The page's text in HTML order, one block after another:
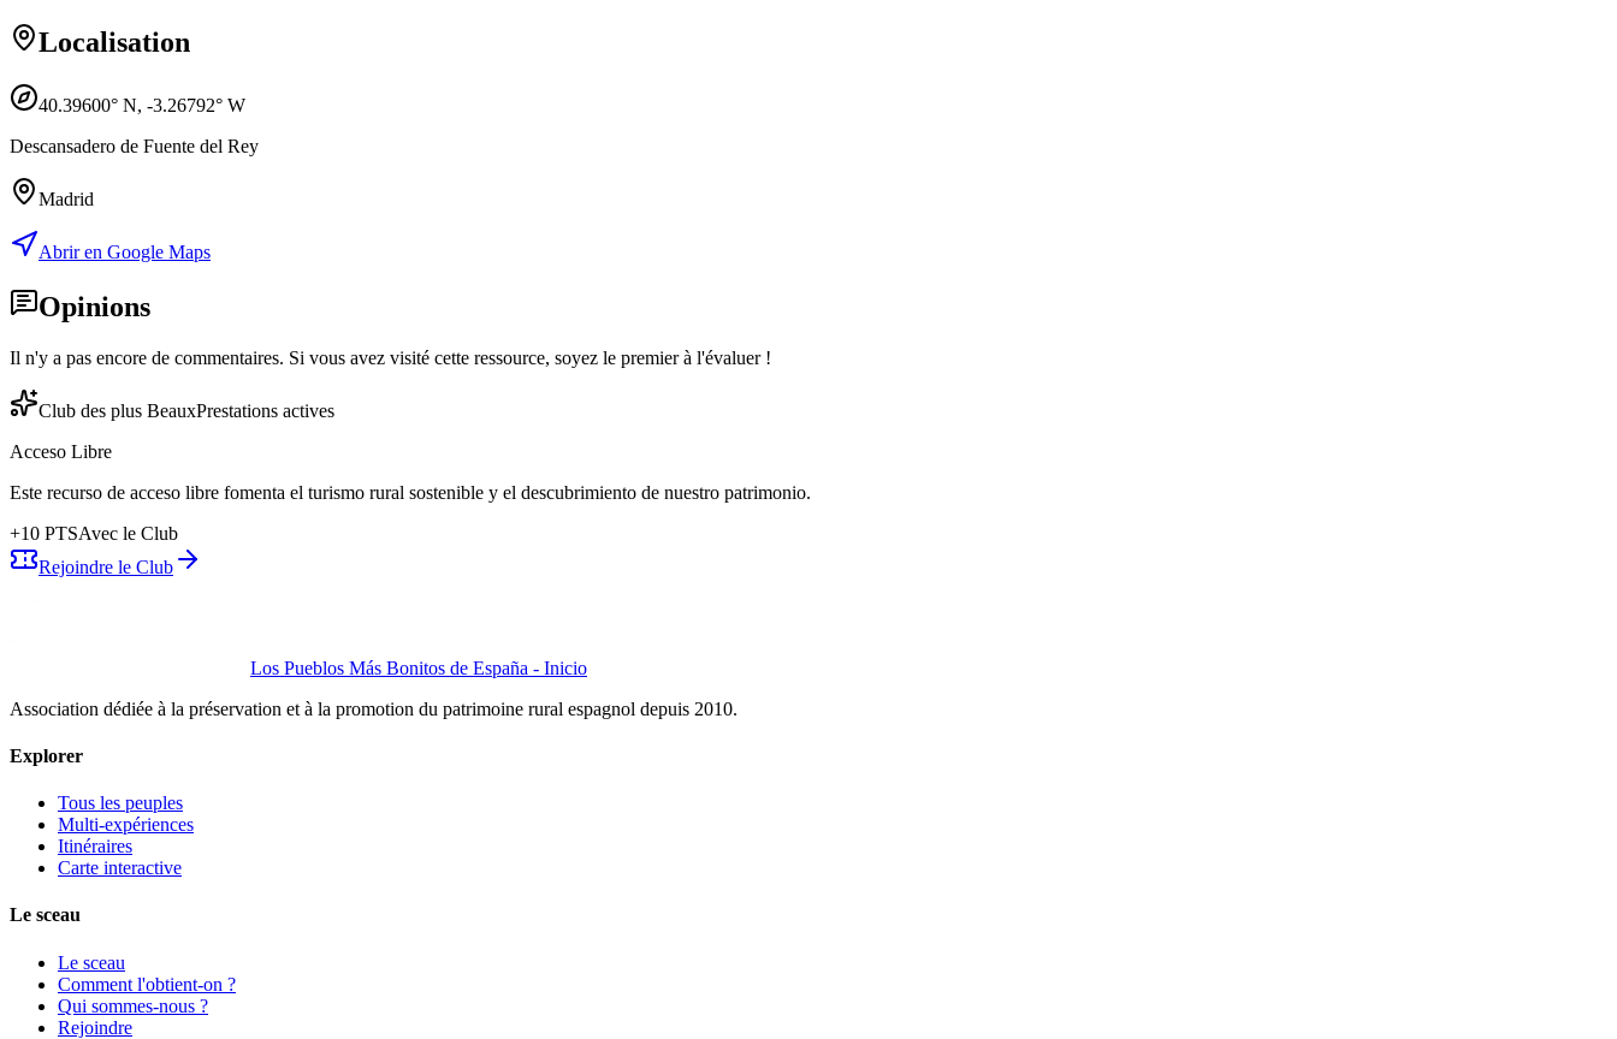
Localisation
40.39600° N, -3.26792° W
Descansadero de Fuente del Rey
Madrid
Abrir en Google Maps
Opinions
Il n'y a pas encore de commentaires. Si vous avez visité cette ressource, soyez le premier à l'évaluer !
Club des plus BeauxPrestations actives
Acceso Libre
Este recurso de acceso libre fomenta el turismo rural sostenible y el descubrimiento de nuestro patrimonio.
+10 PTSAvec le Club
Rejoindre le Club
Los Pueblos Más Bonitos de España - Inicio
Association dédiée à la préservation et à la promotion du patrimoine rural espagnol depuis 2010.
Explorer
Tous les peuples
Multi-expériences
Itinéraires
Carte interactive
Le sceau
Le sceau
Comment l'obtient-on ?
Qui sommes-nous ?
Rejoindre